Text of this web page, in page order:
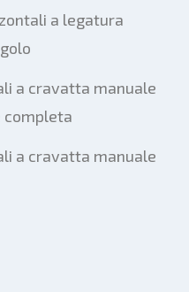
a legatura
a cravatta manuale
completa
a cravatta manuale